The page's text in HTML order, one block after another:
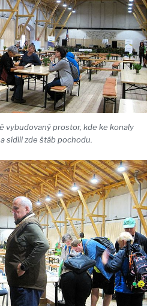
vybudovaný prostor, kde ke konaly
sídlil zde štáb pochodu.